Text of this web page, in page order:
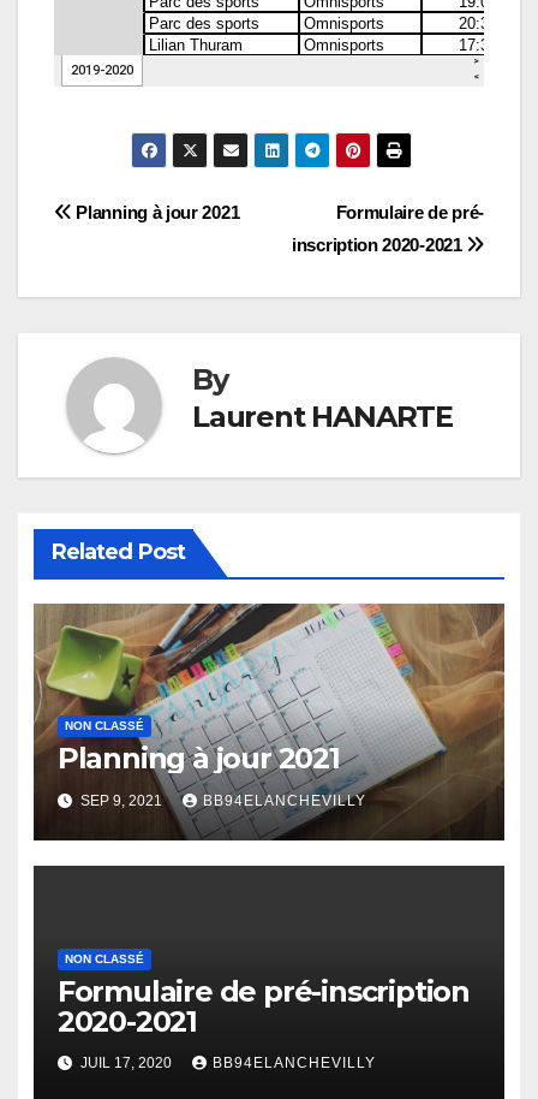
Navigation
Formulaire de pré-
inscription 2020-2021
Planning à jour 2021
By
Laurent HANARTE
Related Post
NON CLASSÉ
Planning à jour 2021
SEP 9, 2021 BB94ELANCHEVILLY
NON CLASSÉ
Formulaire de pré-inscription
2020-2021
JUIL 17, 2020 BB94ELANCHEVILLY